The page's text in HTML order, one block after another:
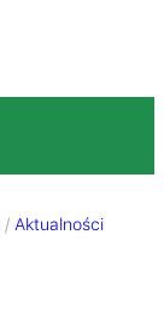
/ Aktualności